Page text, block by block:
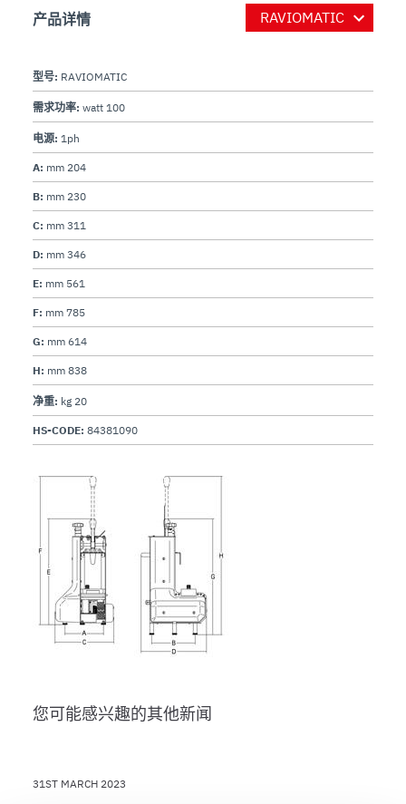
产品详情
型号: RAVIOMATIC
需求功率: watt 100
电源: 1ph
A: mm 204
B: mm 230
C: mm 311
D: mm 346
E: mm 561
F: mm 785
G: mm 614
H: mm 838
净重: kg 20
HS-CODE: 84381090
您可能感兴趣的其他新闻
31ST MARCH 2023